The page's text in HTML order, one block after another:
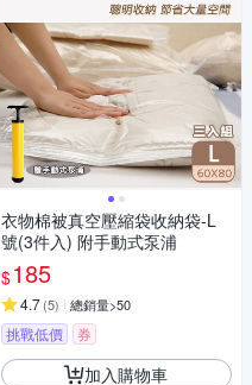
衣物棉被真空壓縮袋收納袋-L
號(3件入) 附手動式泵浦
$185
4.7(5) 總銷量>50
挑戰低價 券
加入購物車